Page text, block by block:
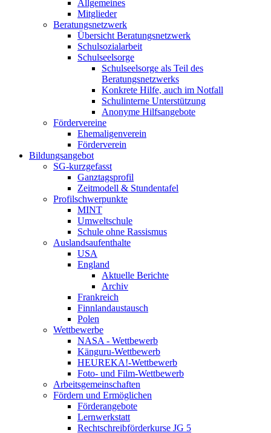
Allgemeines
Mitglieder
Beratungsnetzwerk
Übersicht Beratungsnetzwerk
Schulsozialarbeit
Schulseelsorge
Schulseelsorge als Teil des
Beratungsnetzwerks
Konkrete Hilfe, auch im Notfall
Schulinterne Unterstützung
Anonyme Hilfsangebote
Fördervereine
Ehemaligenverein
Förderverein
Bildungsangebot
SG-kurzgefasst
Ganztagsprofil
Zeitmodell & Stundentafel
Profilschwerpunkte
MINT
Umweltschule
Schule ohne Rassismus
Auslandsaufenthalte
USA
England
Aktuelle Berichte
Archiv
Frankreich
Finnlandaustausch
Polen
Wettbewerbe
NASA - Wettbewerb
Känguru-Wettbewerb
HEUREKA!-Wettbewerb
Foto- und Film-Wettbewerb
Arbeitsgemeinschaften
Fördern und Ermöglichen
Förderangebote
Lernwerkstatt
Rechtschreibförderkurse JG 5